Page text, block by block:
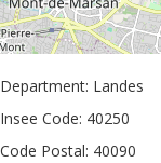
Department: Landes
Insee Code: 40250
Code Postal: 40090